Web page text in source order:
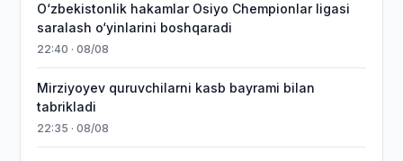
O‘zbekistonlik hakamlar Osiyo Chempionlar ligasi
saralash o‘yinlarini boshqaradi
22:40 · 08/08
Mirziyoyev quruvchilarni kasb bayrami bilan
tabrikladi
22:35 · 08/08